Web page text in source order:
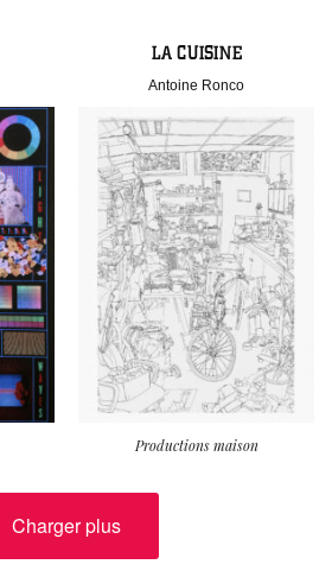
LA CUISINE
Antoine Ronco
Productions maison
Charger plus